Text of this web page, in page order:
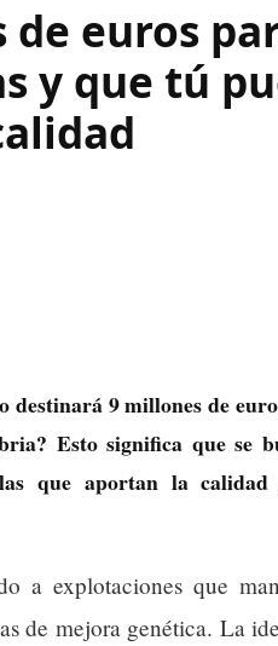
de euros
y que tú
destinará 9 millones de
Esto significa que se
que aportan la
a explotaciones que
de mejora genética. La